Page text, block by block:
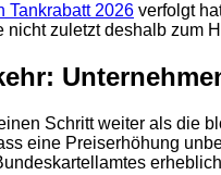
Tankrabatt 2026 verfolgt
nicht zuletzt deshalb zum
Schritt weiter als die
eine Preiserhöhung